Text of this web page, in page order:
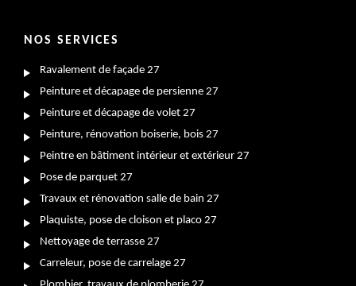
NOS SERVICES
Ravalement de façade 27
Peinture et décapage de persienne 27
Peinture et décapage de volet 27
Peinture, rénovation boiserie, bois 27
Peintre en bâtiment intérieur et extérieur 27
Pose de parquet 27
Travaux et rénovation salle de bain 27
Plaquiste, pose de cloison et placo 27
Nettoyage de terrasse 27
Carreleur, pose de carrelage 27